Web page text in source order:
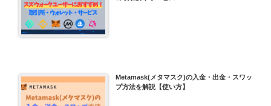
Metamask(メタマスク)の入金・出金・スワッ
プ方法を解説【使い方】